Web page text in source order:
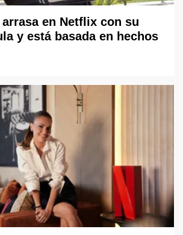
en Netflix con su
y está basada en hechos